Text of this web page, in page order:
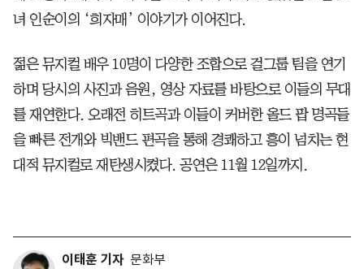
녀 인순이의 ‘희자매’ 이야기가 이어진다.
젊은 뮤지컬 배우 10명이 다양한 조합으로 걸그룹 팀을 연기
하며 당시의 사진과 음원, 영상 자료를 바탕으로 이들의 무대
를 재연한다. 오래전 히트곡과 이들이 커버한 올드 팝 명곡들
을 빠른 전개와 빅밴드 편곡을 통해 경쾌하고 흥이 넘치는 현
대적 뮤지컬로 재탄생시켰다. 공연은 11월 12일까지.
이태훈 기자 문화부